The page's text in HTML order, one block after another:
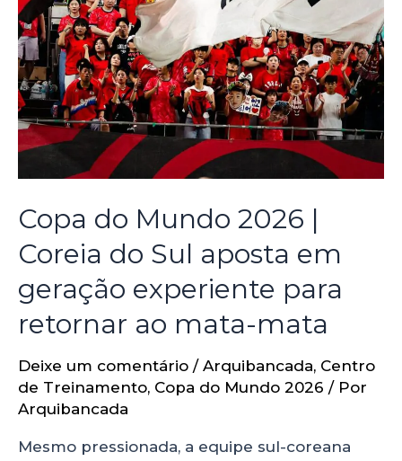
Copa do Mundo 2026 |
Coreia do Sul aposta em
geração experiente para
retornar ao mata-mata
Deixe um comentário / Arquibancada, Centro
de Treinamento, Copa do Mundo 2026 / Por
Arquibancada
Mesmo pressionada, a equipe sul-coreana